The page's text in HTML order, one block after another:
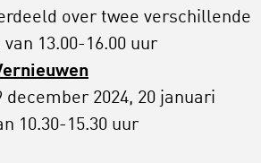
over twee verschillende
13.00-16.00 uur
december 2024, 20 januari
10.30-15.30 uur